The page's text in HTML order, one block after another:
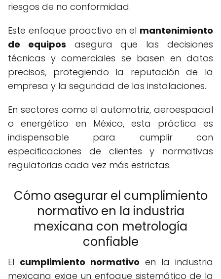
riesgos de no conformidad.
Este enfoque proactivo en el mantenimiento
de equipos asegura que las decisiones
técnicas y comerciales se basen en datos
precisos, protegiendo la reputación de la
empresa y la seguridad de las instalaciones.
En sectores como el automotriz, aeroespacial
o energético en México, esta práctica es
indispensable para cumplir con
especificaciones de clientes y normativas
regulatorias cada vez más estrictas.
Cómo asegurar el cumplimiento
normativo en la industria
mexicana con metrología
confiable
El cumplimiento normativo en la industria
mexicana exige un enfoque sistemático de la